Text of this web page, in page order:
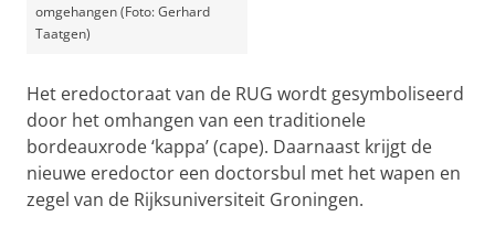
omgehangen (Foto: Gerhard
Taatgen)
Het eredoctoraat van de RUG wordt gesymboliseerd
door het omhangen van een traditionele
bordeauxrode ‘kappa’ (cape). Daarnaast krijgt de
nieuwe eredoctor een doctorsbul met het wapen en
zegel van de Rijksuniversiteit Groningen.